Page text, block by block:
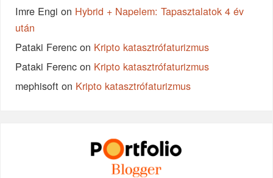
Imre Engi on Hybrid + Napelem: Tapasztalatok 4 év
után
Pataki Ferenc on Kripto katasztrófaturizmus
Pataki Ferenc on Kripto katasztrófaturizmus
mephisoft on Kripto katasztrófaturizmus